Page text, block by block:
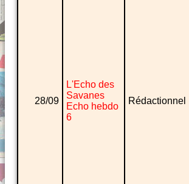
28/09
L'Echo des
Savanes
Echo hebdo
6
Rédactionnel